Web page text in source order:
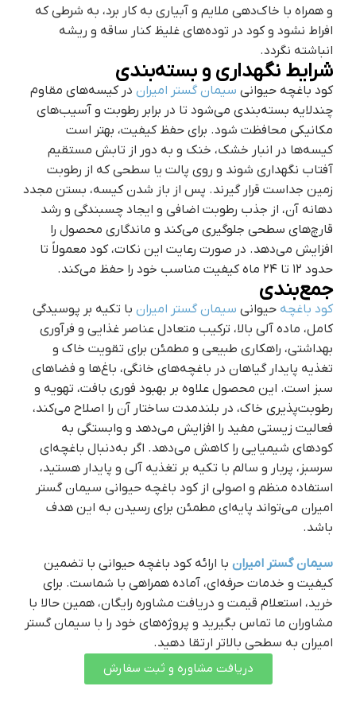
و همراه با خاک‌دهی ملایم و آبیاری به کار برد، به شرطی که
افراط نشود و کود در توده‌های غلیظ کنار ساقه و ریشه
انباشته نگردد.
شرایط نگهداری و بسته‌بندی
کود باغچه حیوانی سیمان گستر امیران در کیسه‌های مقاوم
چندلایه بسته‌بندی می‌شود تا در برابر رطوبت و آسیب‌های
مکانیکی محافظت شود. برای حفظ کیفیت، بهتر است
کیسه‌ها در انبار خشک، خنک و به دور از تابش مستقیم
آفتاب نگهداری شوند و روی پالت یا سطحی که از رطوبت
زمین جداست قرار گیرند. پس از باز شدن کیسه، بستن مجدد
دهانه آن، از جذب رطوبت اضافی و ایجاد چسبندگی و رشد
قارچ‌های سطحی جلوگیری می‌کند و ماندگاری محصول را
افزایش می‌دهد. در صورت رعایت این نکات، کود معمولاً تا
حدود ۱۲ تا ۲۴ ماه کیفیت مناسب خود را حفظ می‌کند.
جمع‌بندی
کود باغچه حیوانی سیمان گستر امیران با تکیه بر پوسیدگی
کامل، ماده آلی بالا، ترکیب متعادل عناصر غذایی و فرآوری
بهداشتی، راهکاری طبیعی و مطمئن برای تقویت خاک و
تغذیه پایدار گیاهان در باغچه‌های خانگی، باغ‌ها و فضاهای
سبز است. این محصول علاوه بر بهبود فوری بافت، تهویه و
رطوبت‌پذیری خاک، در بلندمدت ساختار آن را اصلاح می‌کند،
فعالیت زیستی مفید را افزایش می‌دهد و وابستگی به
کودهای شیمیایی را کاهش می‌دهد. اگر به‌دنبال باغچه‌ای
سرسبز، پربار و سالم با تکیه بر تغذیه آلی و پایدار هستید،
استفاده منظم و اصولی از کود باغچه حیوانی سیمان گستر
امیران می‌تواند پایه‌ای مطمئن برای رسیدن به این هدف
باشد.
سیمان گستر امیران با ارائه کود باغچه حیوانی با تضمین
کیفیت و خدمات حرفه‌ای، آماده همراهی با شماست. برای
خرید، استعلام قیمت و دریافت مشاوره رایگان، همین حالا با
مشاوران ما تماس بگیرید و پروژه‌های خود را با سیمان گستر
امیران به سطحی بالاتر ارتقا دهید.
دریافت مشاوره و ثبت سفارش